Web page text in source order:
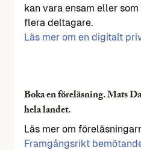
kan vara ensam eller
flera deltagare.
Läs mer om en digitalt
Boka en föreläsning. Mats
hela landet.
Läs mer om
Framgångsrikt